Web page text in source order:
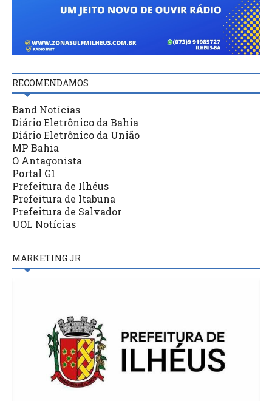
RECOMENDAMOS
Band Notícias
Diário Eletrônico da Bahia
Diário Eletrônico da União
MP Bahia
O Antagonista
Portal G1
Prefeitura de Ilhéus
Prefeitura de Itabuna
Prefeitura de Salvador
UOL Notícias
MARKETING JR